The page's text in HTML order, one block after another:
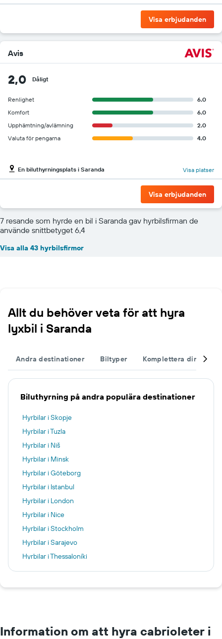
Visa erbjudanden
Avis
2,0 Dåligt
Renlighet
6.0
Komfort
6.0
Upphämtning/avlämning
2.0
Valuta för pengarna
4.0
En biluthyrningsplats i Saranda Visa platser
Visa erbjudanden
7 resande som hyrde en bil i Saranda gav hyrbilsfirman de
använde snittbetyget 6,4
Visa alla 43 hyrbilsfirmor
Allt du behöver veta för att hyra
lyxbil i Saranda
Andra destinationer Biltyper Komplettera din resa
Biluthyrning på andra populära destinationer
Hyrbilar i Skopje
Hyrbilar i Tuzla
Hyrbilar i Niš
Hyrbilar i Minsk
Hyrbilar i Göteborg
Hyrbilar i Istanbul
Hyrbilar i London
Hyrbilar i Nice
Hyrbilar i Stockholm
Hyrbilar i Sarajevo
Hyrbilar i Thessaloníki
Hyrbilar i Rijeka
Information om att hyra cabrioleter i